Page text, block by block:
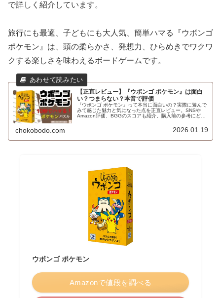
で詳しく紹介しています。
旅行にも最適、子どもにも大人気、簡単ハマる『ウボンゴ
ポケモン』は、頭の柔らかさ、発想力、ひらめきでワクワ
クする楽しさを味わえるボードゲームです。
【正直レビュー】『ウボンゴ ポケモン』は面白
い？つまらない？本音で評価
『ウボンゴ ポケモン』って本当に面白いの？実際に遊んで
みて感じた魅力と気になった点を正直レビュー。SNSや
Amazon評価、BGGのスコアも紹介。購入前の参考にどう
chokobodo.com 2026.01.19
ウボンゴ ポケモン
Amazonで値段を調べる